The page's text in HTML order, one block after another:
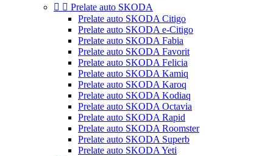
  Prelate auto SKODA
Prelate auto SKODA Citigo
Prelate auto SKODA e-Citigo
Prelate auto SKODA Fabia
Prelate auto SKODA Favorit
Prelate auto SKODA Felicia
Prelate auto SKODA Kamiq
Prelate auto SKODA Karoq
Prelate auto SKODA Kodiaq
Prelate auto SKODA Octavia
Prelate auto SKODA Rapid
Prelate auto SKODA Roomster
Prelate auto SKODA Superb
Prelate auto SKODA Yeti